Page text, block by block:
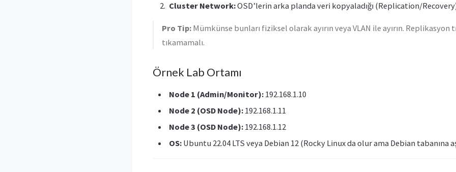
Cluster Network:OSD’lerin arka planda veri kopyaladığı (Replication/
Pro Tip: Mümkünse bunları fiziksel olarak ayırın veya VLAN ile ayırın.
tıkamamalı.
Örnek Lab Ortamı
Node 1 (Admin/Monitor): 192.168.1.10
Node 2 (OSD Node): 192.168.1.11
Node 3 (OSD Node): 192.168.1.12
OS: Ubuntu 22.04 LTS veya Debian 12 (Rocky Linux da olur ama Debian tabanına